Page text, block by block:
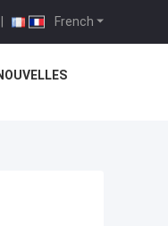
French
|